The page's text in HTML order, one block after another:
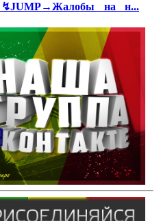
на н...